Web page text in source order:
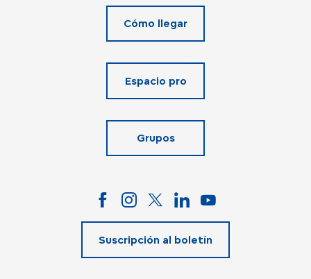
Cómo llegar
Espacio pro
Grupos
Suscripción al boletín